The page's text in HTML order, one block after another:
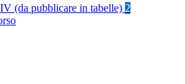
(da pubblicare in tabelle) 2